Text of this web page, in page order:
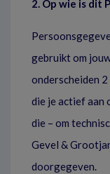
2. Op wie is dit
gebruikt om
onderscheiden
die je actief aan
die – om
Gevel &
doorgegeven.